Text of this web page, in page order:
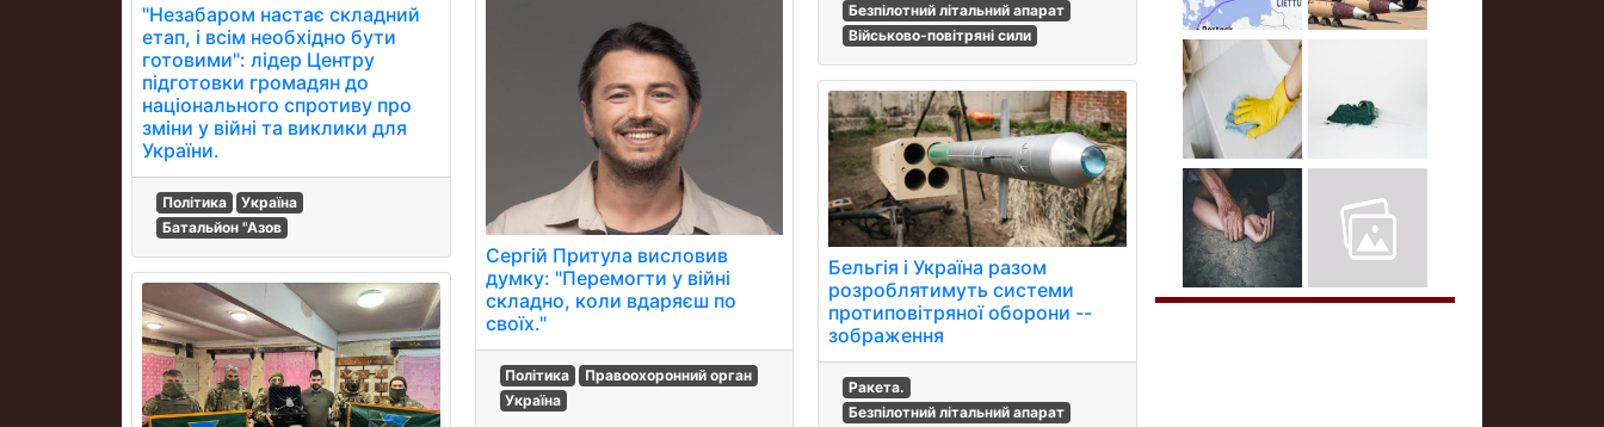
"Незабаром настає складний
етап, і всім необхідно бути
готовими": лідер Центру
підготовки громадян до
національного спротиву про
зміни у війні та виклики для
України.
Політика
Україна
Батальйон "Азов
Сергій Притула висловив
думку: "Перемогти у війні
складно, коли вдаряєш по
своїх."
Політика
Правоохоронний орган
Україна
Безпілотний літальний апарат
Військово-повітряні сили
Бельгія і Україна разом
розроблятимуть системи
протиповітряної оборони --
зображення
Ракета.
Безпілотний літальний апарат